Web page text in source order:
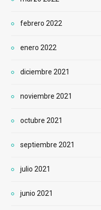
febrero 2022
enero 2022
diciembre 2021
noviembre 2021
octubre 2021
septiembre 2021
julio 2021
junio 2021